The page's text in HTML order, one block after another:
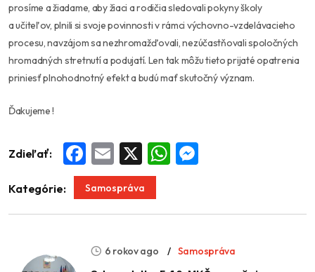
prosíme a žiadame, aby žiaci a rodičia sledovali pokyny školy
a učiteľov, plnili si svoje povinnosti v rámci výchovno-vzdelávacieho
procesu, navzájom sa nezhromažďovali, nezúčastňovali spoločných
hromadných stretnutí a podujatí. Len tak môžu tieto prijaté opatrenia
priniesť plnohodnotný efekt a budú mať skutočný význam.
Ďakujeme !
Zdieľať: Facebook
Email WhatsApp
Kategórie: Samospráva
6 rokov ago Samospráva